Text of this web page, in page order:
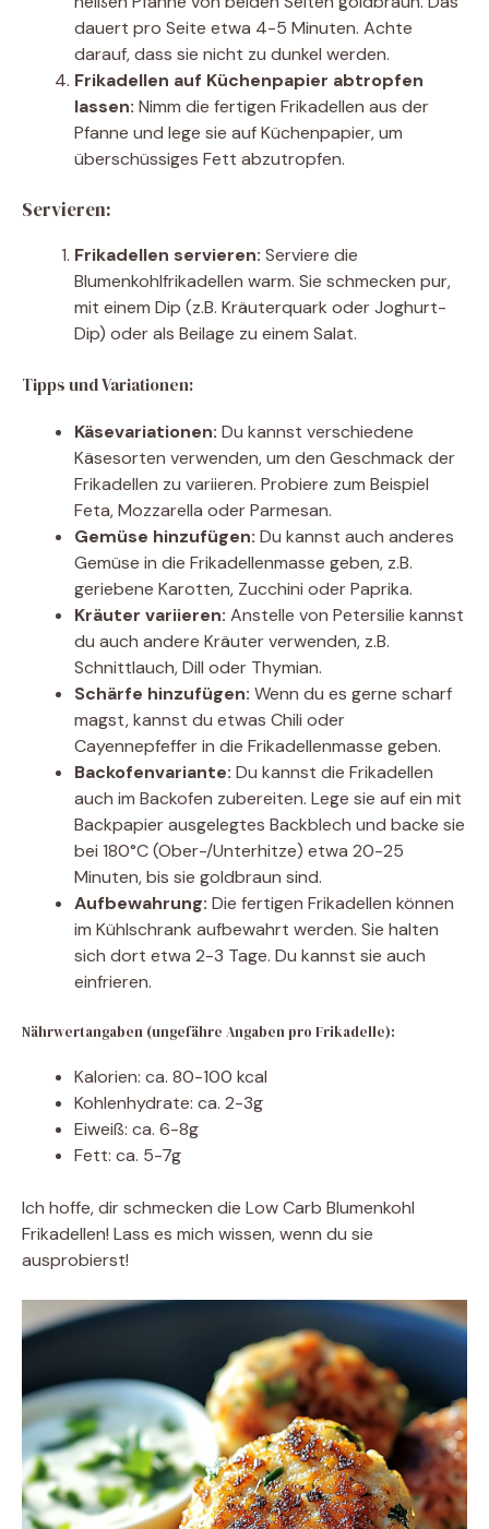
dauert pro Seite etwa 4-5 Minuten. Achte
darauf, dass sie nicht zu dunkel werden.
Frikadellen auf Küchenpapier abtropfen
lassen: Nimm die fertigen Frikadellen aus der
Pfanne und lege sie auf Küchenpapier, um
überschüssiges Fett abzutropfen.
Servieren:
Frikadellen servieren: Serviere die
Blumenkohlfrikadellen warm. Sie schmecken pur,
mit einem Dip (z.B. Kräuterquark oder Joghurt-
Dip) oder als Beilage zu einem Salat.
Tipps und Variationen:
Käsevariationen: Du kannst verschiedene
Käsesorten verwenden, um den Geschmack der
Frikadellen zu variieren. Probiere zum Beispiel
Feta, Mozzarella oder Parmesan.
Gemüse hinzufügen: Du kannst auch anderes
Gemüse in die Frikadellenmasse geben, z.B.
geriebene Karotten, Zucchini oder Paprika.
Kräuter variieren: Anstelle von Petersilie kannst
du auch andere Kräuter verwenden, z.B.
Schnittlauch, Dill oder Thymian.
Schärfe hinzufügen: Wenn du es gerne scharf
magst, kannst du etwas Chili oder
Cayennepfeffer in die Frikadellenmasse geben.
Backofenvariante: Du kannst die Frikadellen
auch im Backofen zubereiten. Lege sie auf ein mit
Backpapier ausgelegtes Backblech und backe sie
bei 180°C (Ober-/Unterhitze) etwa 20-25
Minuten, bis sie goldbraun sind.
Aufbewahrung: Die fertigen Frikadellen können
im Kühlschrank aufbewahrt werden. Sie halten
sich dort etwa 2-3 Tage. Du kannst sie auch
einfrieren.
Nährwertangaben (ungefähre Angaben pro Frikadelle):
Kalorien: ca. 80-100 kcal
Kohlenhydrate: ca. 2-3g
Eiweiß: ca. 6-8g
Fett: ca. 5-7g
Ich hoffe, dir schmecken die Low Carb Blumenkohl
Frikadellen! Lass es mich wissen, wenn du sie
ausprobierst!